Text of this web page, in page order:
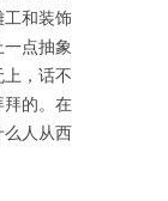
工和装饰
点抽象
，话不
拜的。在
么人从西